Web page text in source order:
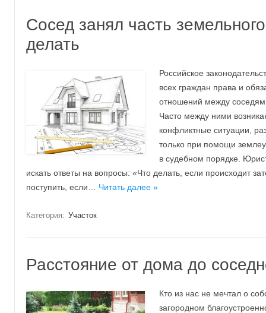
Сосед занял часть
делать
Российское
всех граждан права и
отношений между
Часто между ними
конфликтные ситуации,
только при помощи
в судебном порядке.
искать ответы на вопросы: «Что делать, если происходит
поступить, если… Читать далее »
Категория: Участок
Расстояние от дома до
Кто из нас не мечтал о
загородном